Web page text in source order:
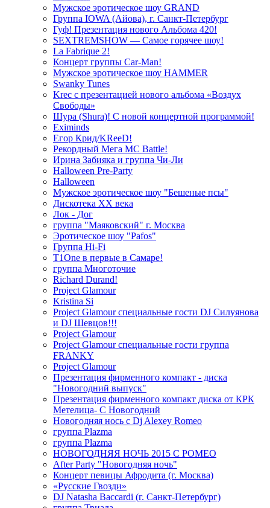
Мужское эротическое шоу GRAND
Группа IOWA (Айова), г. Санкт-Петербург
Гуф! Презентация нового Альбома 420!
SEXTREMSHOW — Самое горячее шоу!
La Fabrique 2!
Концерт группы Car-Man!
Мужское эротическое шоу HAMMER
Swanky Tunes
Krec с презентацией нового альбома «Воздух
Свободы»
Шура (Shura)! С новой концертной программой!
Eximinds
Егор Крид/KReeD!
Рекордный Мега МС Battle!
Ирина Забияка и группа Чи-Ли
Halloween Pre-Party
Halloween
Мужское эротическое шоу "Бешеные псы"
Дискотека ХХ века
Лок - Дог
группа "Маяковский" г. Москва
Эротическое шоу "Pafos"
Группа Hi-Fi
T1One в первые в Самаре!
группа Многоточие
Richard Durand!
Project Glamour
Kristina Si
Project Glamour специальные гости DJ Силуянова
и DJ Шевцов!!!
Project Glamour
Project Glamour специальные гости группа
FRANKY
Project Glamour
Презентация фирменного компакт - диска
"Новогодний выпуск"
Презентация фирменного компакт диска от КРК
Метелица- С Новогодний
Новогодняя нось с Dj Alexey Romeo
группа Plazma
группа Plazma
НОВОГОДНЯЯ НОЧЬ 2015 C РОМЕО
After Party "Новогодняя ночь"
Концерт певицы Афродита (г. Москва)
«Русские Гвозди»
DJ Natasha Baccardi (г. Санкт-Петербург)